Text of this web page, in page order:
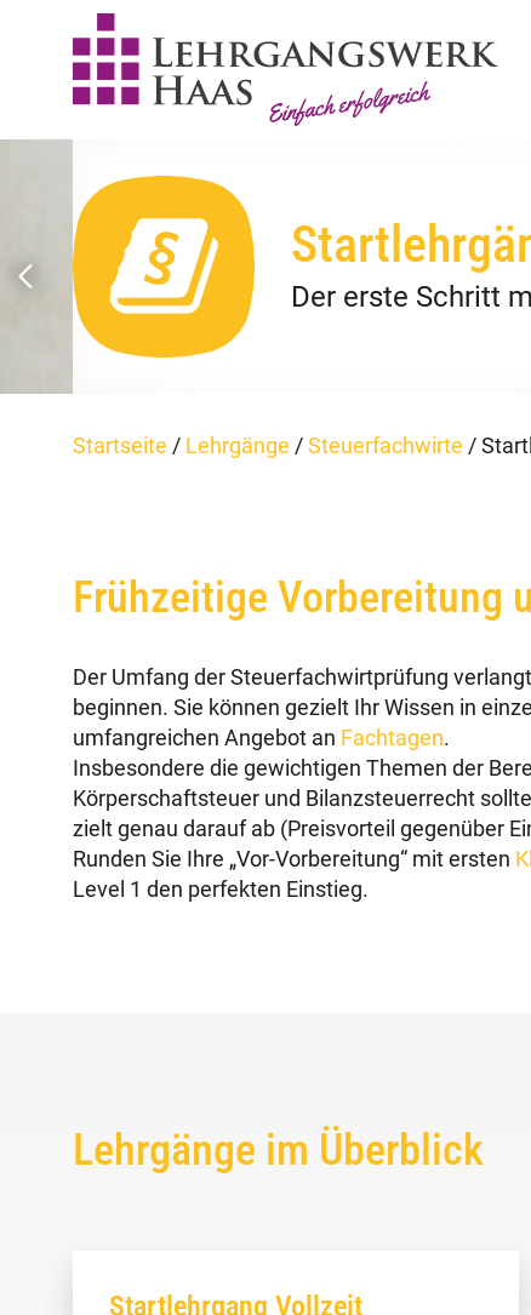
Der erste Schritt
Startseite / Lehrgänge /Steuerfachwirte /
Frühzeitige Vorbereitung
Der Umfang der Steuerfachwirtprüfung
beginnen. Sie können gezielt Ihr Wissen in
umfangreichen Angebot an Fachtagen.
Insbesondere die gewichtigen Themen der
Körperschaftsteuer und Bilanzsteuerrecht
zielt genau darauf ab (Preisvorteil gegenüber
Runden Sie Ihre „Vor-Vorbereitung“ mit ersten
Level 1 den perfekten Einstieg.
Lehrgänge im Überblick
Startlehrgang Vollzeit